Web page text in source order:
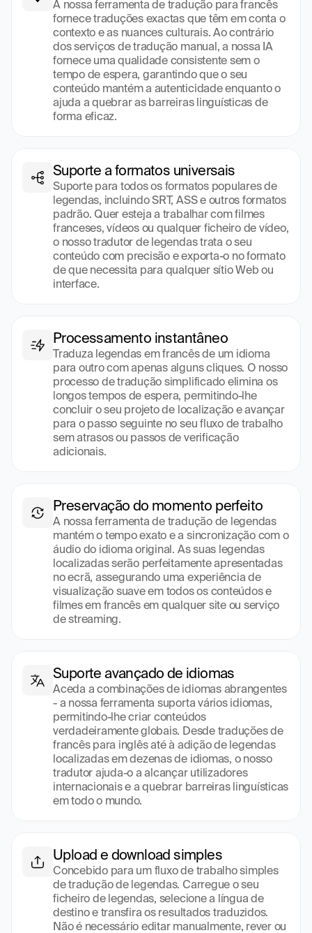
A nossa ferramenta de tradução para francês
fornece traduções exactas que têm em conta o
contexto e as nuances culturais. Ao contrário
dos serviços de tradução manual, a nossa IA
fornece uma qualidade consistente sem o
tempo de espera, garantindo que o seu
conteúdo mantém a autenticidade enquanto o
ajuda a quebrar as barreiras linguísticas de
forma eficaz.
Suporte a formatos universais
Suporte para todos os formatos populares de
legendas, incluindo SRT, ASS e outros formatos
padrão. Quer esteja a trabalhar com filmes
franceses, vídeos ou qualquer ficheiro de vídeo,
o nosso tradutor de legendas trata o seu
conteúdo com precisão e exporta-o no formato
de que necessita para qualquer sítio Web ou
interface.
Processamento instantâneo
Traduza legendas em francês de um idioma
para outro com apenas alguns cliques. O nosso
processo de tradução simplificado elimina os
longos tempos de espera, permitindo-lhe
concluir o seu projeto de localização e avançar
para o passo seguinte no seu fluxo de trabalho
sem atrasos ou passos de verificação
adicionais.
Preservação do momento perfeito
A nossa ferramenta de tradução de legendas
mantém o tempo exato e a sincronização com o
áudio do idioma original. As suas legendas
localizadas serão perfeitamente apresentadas
no ecrã, assegurando uma experiência de
visualização suave em todos os conteúdos e
filmes em francês em qualquer site ou serviço
de streaming.
Suporte avançado de idiomas
Aceda a combinações de idiomas abrangentes
- a nossa ferramenta suporta vários idiomas,
permitindo-lhe criar conteúdos
verdadeiramente globais. Desde traduções de
francês para inglês até à adição de legendas
localizadas em dezenas de idiomas, o nosso
tradutor ajuda-o a alcançar utilizadores
internacionais e a quebrar barreiras linguísticas
em todo o mundo.
Upload e download simples
Concebido para um fluxo de trabalho simples
de tradução de legendas. Carregue o seu
ficheiro de legendas, selecione a língua de
destino e transfira os resultados traduzidos.
Não é necessário editar manualmente, rever ou